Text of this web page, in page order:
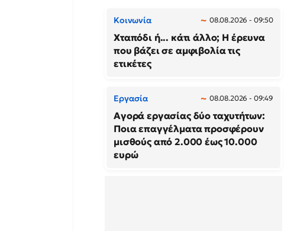
Κοινωνία 08.08.2026 - 09:50
Χταπόδι ή... κάτι άλλο; Η έρευνα
που βάζει σε αμφιβολία τις
ετικέτες
Εργασία 08.08.2026 - 09:49
Αγορά εργασίας δύο ταχυτήτων:
Ποια επαγγέλματα προσφέρουν
μισθούς από 2.000 έως 10.000
ευρώ